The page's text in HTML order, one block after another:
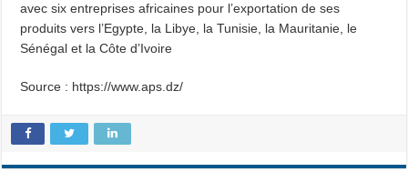
avec six entreprises africaines pour l’exportation de ses
produits vers l’Egypte, la Libye, la Tunisie, la Mauritanie, le
Sénégal et la Côte d’Ivoire
Source : https://www.aps.dz/